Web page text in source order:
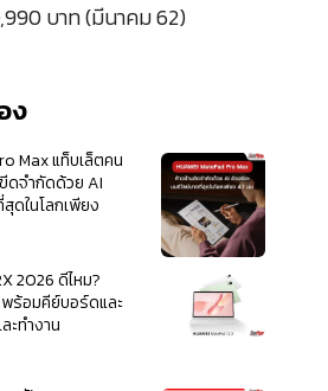
บาท (มีนาคม 62)
ง
Max แท็บเล็ตคน
ดจำกัดด้วย AI
ดในโลกเพียง
2026 ดีไหม?
พร้อมคีย์บอร์ดและ
ะทำงาน